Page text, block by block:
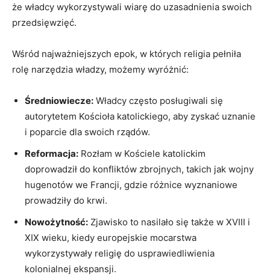
że władcy wykorzystywali wiarę do uzasadnienia swoich
przedsięwzięć.
Wśród najważniejszych epok, w których religia pełniła
rolę narzędzia władzy, możemy wyróżnić:
Średniowiecze: Władcy często posługiwali się
autorytetem Kościoła katolickiego, aby zyskać uznanie
i poparcie dla swoich rządów.
Reformacja: Rozłam w Kościele katolickim
doprowadził do konfliktów zbrojnych, takich jak wojny
hugenotów we Francji, gdzie różnice wyznaniowe
prowadziły do krwi.
Nowożytność: Zjawisko to nasilało się także w XVIII i
XIX wieku, kiedy europejskie mocarstwa
wykorzystywały religię do usprawiedliwienia
kolonialnej ekspansji.